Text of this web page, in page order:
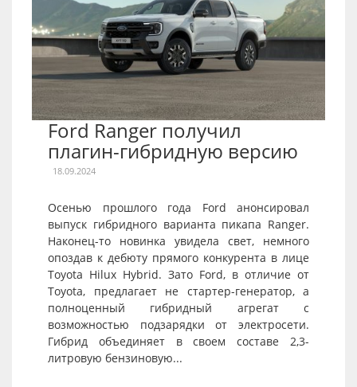
Ford Ranger получил
плагин-гибридную версию
18.09.2024
Осенью прошлого года Ford анонсировал
выпуск гибридного варианта пикапа Ranger.
Наконец-то новинка увидела свет, немного
опоздав к дебюту прямого конкурента в лице
Toyota Hilux Hybrid. Зато Ford, в отличие от
Toyota, предлагает не стартер-генератор, а
полноценный гибридный агрегат с
возможностью подзарядки от электросети.
Гибрид объединяет в своем составе 2,3-
литровую бензиновую...